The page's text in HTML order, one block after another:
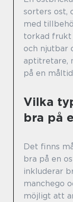
sorters ost,
med
torkad frukt
och njutbar
aptitretare,
på en
Vilka
bra på
Det finns
bra på en
inkluderar
manchego
möjligt att